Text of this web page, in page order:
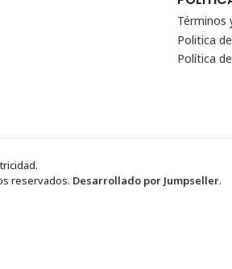
Términos
Politica
Política
reservados. Desarrollado por Jumpseller.